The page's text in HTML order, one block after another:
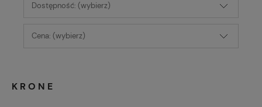
Dostępność: (wybierz)
Cena: (wybierz)
KRONE